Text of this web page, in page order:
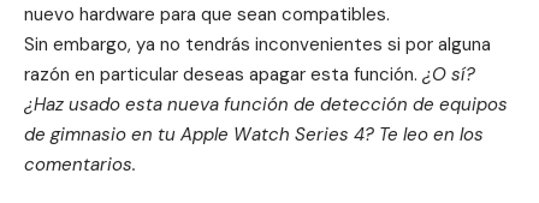
nuevo hardware para que sean compatibles.
Sin embargo, ya no tendrás inconvenientes si por alguna
razón en particular deseas apagar esta función. ¿O sí?
¿Haz usado esta nueva función de detección de equipos
de gimnasio en tu Apple Watch Series 4? Te leo en los
comentarios.